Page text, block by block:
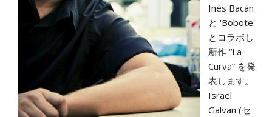
Inés Bacán
と 'Bobote'
とコラボし
新作 “La
Curva” を発
表します。
Israel
Galvan (セ